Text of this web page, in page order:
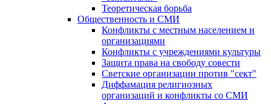
Теоретическая борьба
Общественность и СМИ
Конфликты с местным населением и
организациями
Конфликты с учреждениями культуры
Защита права на свободу совести
Светские организации против "сект"
Диффамация религиозных
организаций и конфликты со СМИ